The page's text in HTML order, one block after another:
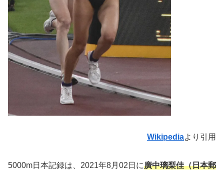
Wikipediaより引用
5000m日本記録は、2021年8月02日に廣中璃梨佳（日本郵